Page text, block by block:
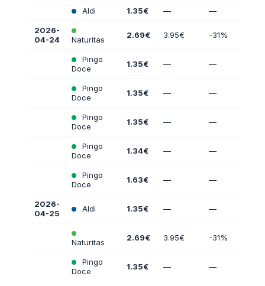
Aldi 1.35€ — —
2026-
04-24
Naturitas 2.69€ 3.95€ -31%
Pingo
Doce
1.35€ — —
Pingo
Doce
1.35€ — —
Pingo
Doce
1.35€ — —
Pingo
Doce
1.34€ — —
Pingo
Doce
1.63€ — —
2026-
04-25
Aldi 1.35€ — —
Naturitas 2.69€ 3.95€ -31%
Pingo
Doce
1.35€ — —